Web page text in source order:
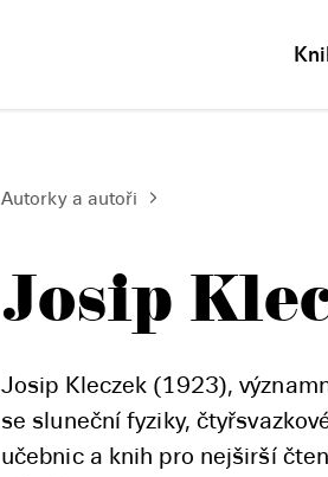
Autorky a autoři
Josip
Josip Kleczek (1923),
se sluneční fyziky,
učebnic a knih pro nejširší